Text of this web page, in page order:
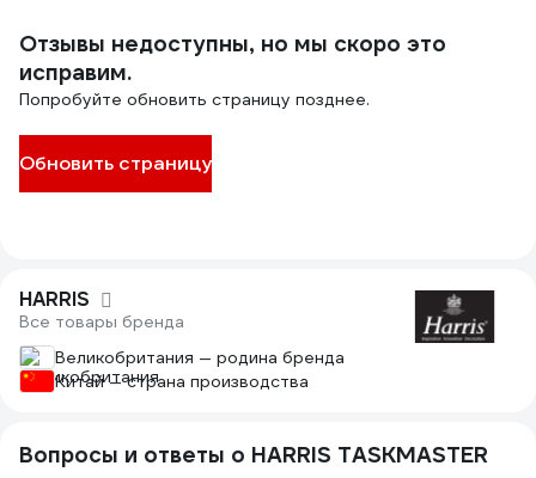
Отзывы недоступны, но мы скоро это
исправим.
Попробуйте обновить страницу позднее.
Обновить страницу
HARRIS
Все товары бренда
Великобритания — родина бренда
Китай — страна производства
Вопросы и ответы о HARRIS TASKMASTER